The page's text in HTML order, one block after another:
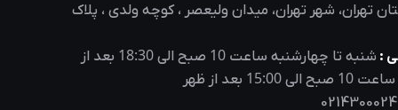
تهران، شهر تهران، میدان ولیعصر ، کوچه ولدی ، پلاک
: شنبه تا چهارشنبه ساعت صبح الی 18:30 بعد از
ساعت
صبح الی 15:00 بعد از ظهر